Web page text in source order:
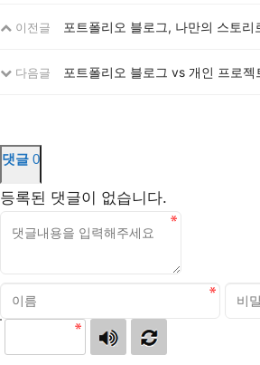
이전글 포트폴리오 블로그, 나만의 스토리
다음글 포트폴리오 블로그 vs 개인 프로
댓글 0
등록된 댓글이 없습니다.